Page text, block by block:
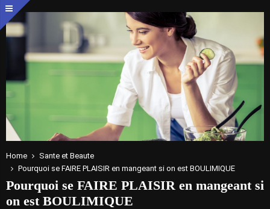
Home
Sante et Beaute
Pourquoi se FAIRE PLAISIR en mangeant si on est BOULIMIQUE
Pourquoi se FAIRE PLAISIR en mangeant si
on est BOULIMIQUE